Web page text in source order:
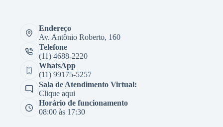
Endereço
Av. Antônio Roberto, 160
Telefone
(11) 4688-2220
WhatsApp
(11) 99175-5257
Sala de Atendimento Virtual:
Clique aqui
Horário de funcionamento
08:00 às 17:30